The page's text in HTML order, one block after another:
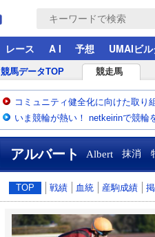
レース A I 予想 UMAIビ
競馬データTOP 競走馬
コミュニティ健全化に向けた取り
いま競輪が熱い！ netkeirinで競輪
アルバート Albert 抹消
TOP 戦績 血統 産駒成績